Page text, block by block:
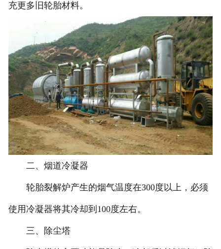
充更多旧轮胎材料。
二、烟道冷凝器
轮胎裂解炉产生的烟气温度在300度以上，必须
使用冷凝器将其冷却到100度左右。
三、除尘塔